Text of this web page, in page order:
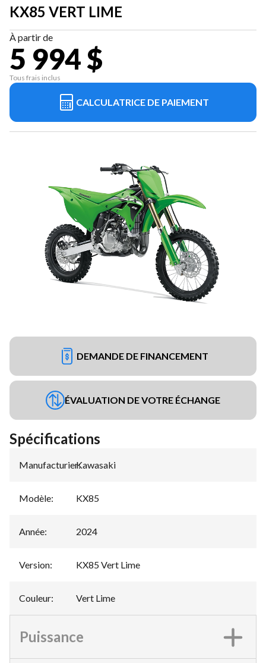
KX85 VERT LIME
À partir de
5 994 $
Tous frais inclus
CALCULATRICE DE PAIEMENT
DEMANDE DE FINANCEMENT
ÉVALUATION DE VOTRE ÉCHANGE
Spécifications
Manufacturier:
Kawasaki
Modèle: KX85
Année: 2024
Version: KX85 Vert Lime
Couleur: Vert Lime
Puissance